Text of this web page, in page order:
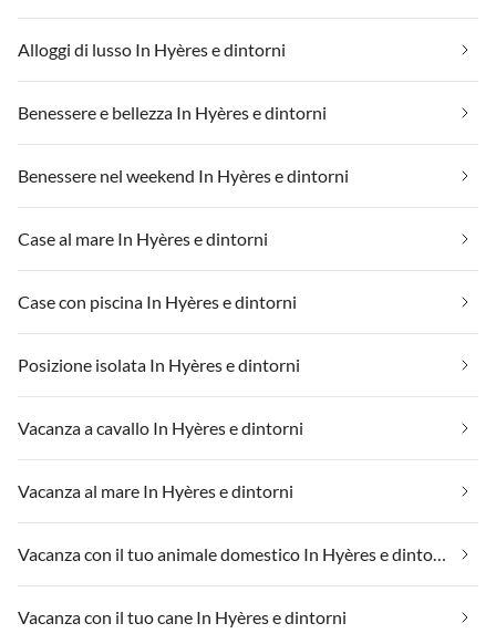
Alloggi di lusso In Hyères e dintorni
Benessere e bellezza In Hyères e dintorni
Benessere nel weekend In Hyères e dintorni
Case al mare In Hyères e dintorni
Case con piscina In Hyères e dintorni
Posizione isolata In Hyères e dintorni
Vacanza a cavallo In Hyères e dintorni
Vacanza al mare In Hyères e dintorni
Vacanza con il tuo animale domestico In Hyères e dintorni
Vacanza con il tuo cane In Hyères e dintorni